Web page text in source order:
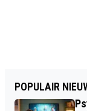
POPULAIR